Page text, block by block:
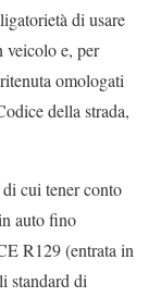
di usare
veicolo e, per
omologati
della strada,
cui tener conto
auto fino
R129 (entrata in
standard di